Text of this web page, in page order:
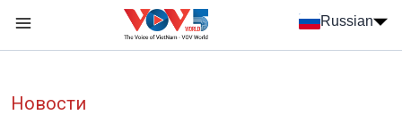
Russian
Новости